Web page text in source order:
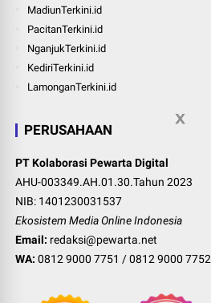
MadiunTerkini.id
PacitanTerkini.id
NganjukTerkini.id
KediriTerkini.id
LamonganTerkini.id
PERUSAHAAN
PT Kolaborasi Pewarta Digital
AHU-003349.AH.01.30.Tahun 2023
NIB: 1401230031537
Ekosistem Media Online Indonesia
Email: redaksi@pewarta.net
WA: 0812 9000 7751 /0812 9000 7752